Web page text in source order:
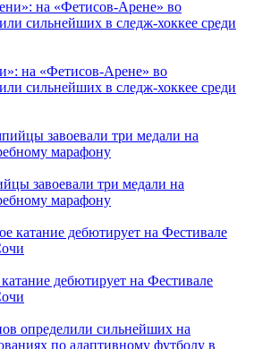
на «Фетисов-Арене» во
сильнейших в следж-хоккее среди
завоевали три медали на
марафону
дебютирует на Фестивале